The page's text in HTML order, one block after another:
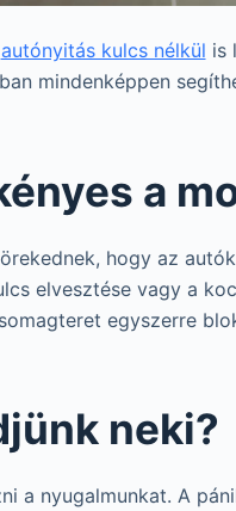
autónyitás kulcs nélkül is
mindenképpen
a
hogy az
elvesztése vagy a
egyszerre
neki?
a nyugalmunkat. A